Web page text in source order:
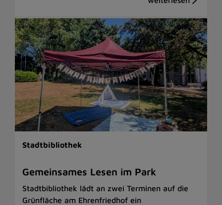
Stadtbibliothek
Gemeinsames Lesen im Park
Stadtbibliothek lädt an zwei Terminen auf die
Grünfläche am Ehrenfriedhof ein